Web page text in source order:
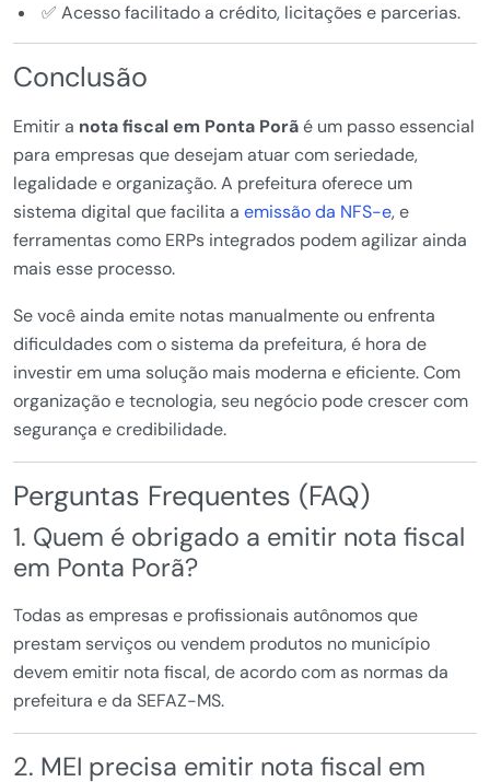
✅ Acesso facilitado a crédito, licitações e parcerias.
Conclusão
Emitir a nota fiscal em Ponta Porãé um passo essencial
para empresas que desejam atuar com seriedade,
legalidade e organização. A prefeitura oferece um
sistema digital que facilita a emissão da NFS-e, e
ferramentas como ERPs integrados podem agilizar ainda
mais esse processo.
Se você ainda emite notas manualmente ou enfrenta
dificuldades com o sistema da prefeitura, é hora de
investir em uma solução mais moderna e eficiente. Com
organização e tecnologia, seu negócio pode crescer com
segurança e credibilidade.
Perguntas Frequentes (FAQ)
1. Quem é obrigado a emitir nota fiscal
em Ponta Porã?
Todas as empresas e profissionais autônomos que
prestam serviços ou vendem produtos no município
devem emitir nota fiscal, de acordo com as normas da
prefeitura e da SEFAZ-MS.
2. MEI precisa emitir nota fiscal em